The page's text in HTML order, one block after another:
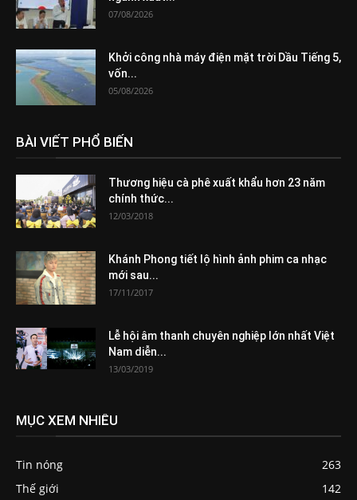
07/08/2026
Khởi công nhà máy điện mặt trời Dầu Tiếng 5,
vốn...
05/08/2026
BÀI VIẾT PHỔ BIẾN
Thương hiệu cà phê xuất khẩu hơn 23 năm
chính thức...
12/03/2018
Khánh Phong tiết lộ hình ảnh phim ca nhạc
mới sau...
17/11/2017
Lễ hội âm thanh chuyên nghiệp lớn nhất Việt
Nam diễn...
13/03/2019
MỤC XEM NHIỀU
Tin nóng
263
Thế giới
142